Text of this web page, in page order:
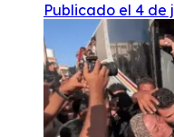
Publicado el 4 de